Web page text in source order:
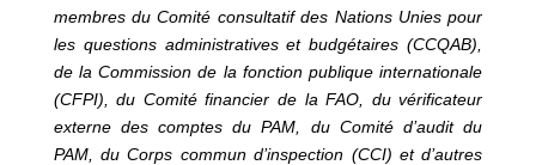
membres du Comité consultatif des Nations Unies pour
les questions administratives et budgétaires (CCQAB),
de la Commission de la fonction publique internationale
(CFPI), du Comité financier de la FAO, du vérificateur
externe des comptes du PAM, du Comité d’audit du
PAM, du Corps commun d’inspection (CCI) et d’autres